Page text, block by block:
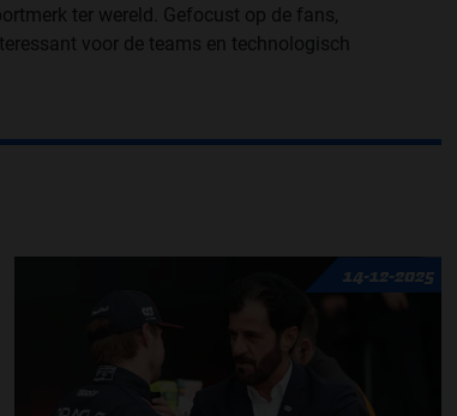
ter wereld. Gefocust op de fans,
voor de teams en technologisch
14-12-2025